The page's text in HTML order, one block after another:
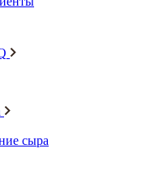
сыра